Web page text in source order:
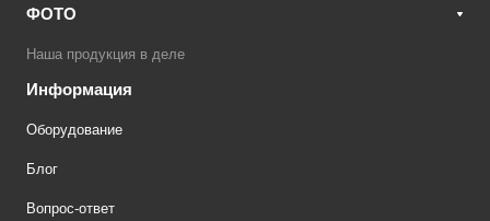
ФОТО
Наша продукция в деле
Информация
Оборудование
Блог
Вопрос-ответ